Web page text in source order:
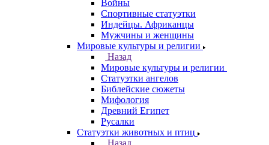
Войны
Спортивные статуэтки
Индейцы. Африканцы
Мужчины и женщины
Мировые культуры и религии
Назад
Мировые культуры и религии
Статуэтки ангелов
Библейские сюжеты
Мифология
Древний Египет
Русалки
Статуэтки животных и птиц
Назад